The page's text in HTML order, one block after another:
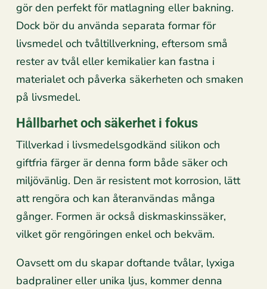
gör den perfekt för matlagning eller bakning.
Dock bör du använda separata formar för
livsmedel och tvåltillverkning, eftersom små
rester av tvål eller kemikalier kan fastna i
materialet och påverka säkerheten och smaken
på livsmedel.
Hållbarhet och säkerhet i fokus
Tillverkad i livsmedelsgodkänd silikon och
giftfria färger är denna form både säker och
miljövänlig. Den är resistent mot korrosion, lätt
att rengöra och kan återanvändas många
gånger. Formen är också diskmaskinssäker,
vilket gör rengöringen enkel och bekväm.
Oavsett om du skapar doftande tvålar, lyxiga
badpraliner eller unika ljus, kommer denna